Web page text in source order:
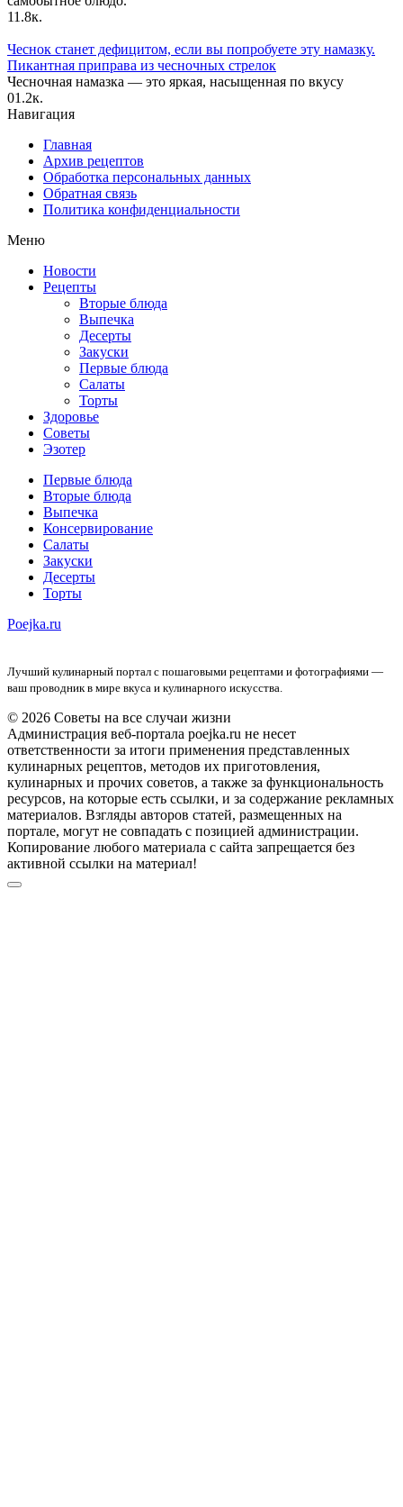
11.8к.
Чеснок станет дефицитом, если вы попробуете эту намазку.
Пикантная приправа из чесночных стрелок
Чесночная намазка — это яркая, насыщенная по вкусу
01.2к.
Навигация
Главная
Архив рецептов
Обработка персональных данных
Обратная связь
Политика конфиденциальности
Меню
Новости
Рецепты
Вторые блюда
Выпечка
Десерты
Закуски
Первые блюда
Салаты
Торты
Здоровье
Советы
Эзотер
Первые блюда
Вторые блюда
Выпечка
Консервирование
Салаты
Закуски
Десерты
Торты
Poejka.ru
Лучший кулинарный портал с пошаговыми рецептами и фотографиями —
ваш проводник в мире вкуса и кулинарного искусства.
© 2026 Советы на все случаи жизни
Администрация веб-портала poejka.ru не несет
ответственности за итоги применения представленных
кулинарных рецептов, методов их приготовления,
кулинарных и прочих советов, а также за функциональность
ресурсов, на которые есть ссылки, и за содержание рекламных
материалов. Взгляды авторов статей, размещенных на
портале, могут не совпадать с позицией администрации.
Копирование любого материала с сайта запрещается без
активной ссылки на материал!